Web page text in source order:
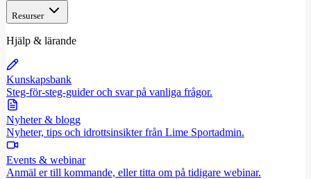
Resurser
Hjälp & lärande
Kunskapsbank
Steg-för-steg-guider och svar på vanliga frågor.
Nyheter & blogg
Nyheter, tips och idrottsinsikter från Lime Sportadmin.
Events & webinar
Anmäl er till kommande, eller titta om på tidigare webinar.